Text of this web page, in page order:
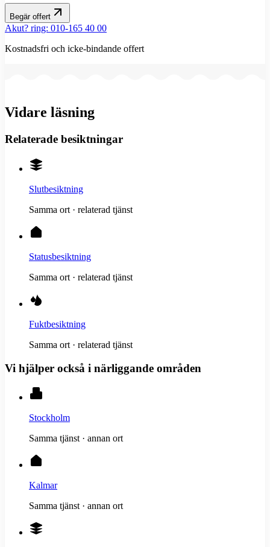
Begär offert
Akut? ring: 010-165 40 00
Kostnadsfri och icke-bindande offert
Vidare läsning
Relaterade besiktningar
Slutbesiktning
Samma ort · relaterad tjänst
Statusbesiktning
Samma ort · relaterad tjänst
Fuktbesiktning
Samma ort · relaterad tjänst
Vi hjälper också i närliggande områden
Stockholm
Samma tjänst · annan ort
Kalmar
Samma tjänst · annan ort